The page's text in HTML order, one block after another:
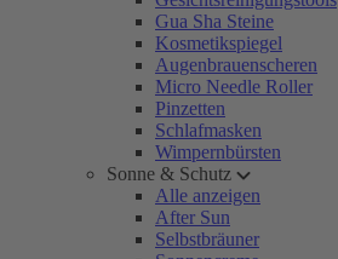
Gua Sha Steine
Kosmetikspiegel
Augenbrauenscheren
Micro Needle Roller
Pinzetten
Schlafmasken
Wimpernbürsten
Sonne & Schutz
Alle anzeigen
After Sun
Selbstbräuner